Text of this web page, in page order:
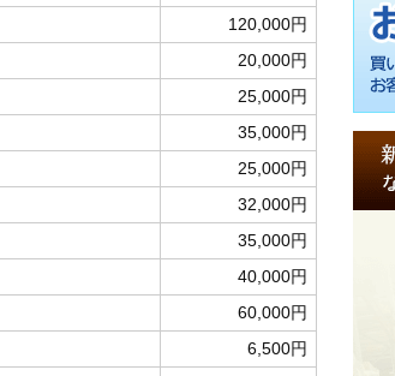
120,000円
20,000円
25,000円
35,000円
25,000円
32,000円
35,000円
40,000円
60,000円
6,500円